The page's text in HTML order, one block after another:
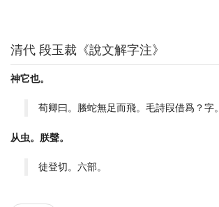
清代 段玉裁《說文解字注》
神它也。
荀卿曰。螣蛇無足而飛。毛詩叚借爲？字。
从虫。朕聲。
徒登切。六部。